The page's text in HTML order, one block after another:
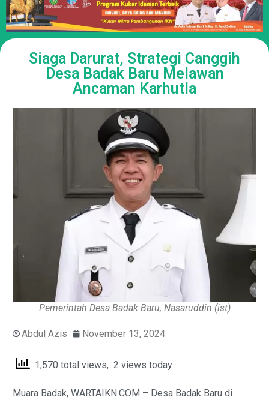
Siaga Darurat, Strategi Canggih
Desa Badak Baru Melawan
Ancaman Karhutla
Pemerintah Desa Badak Baru, Nasaruddin (ist)
Abdul Azis November 13, 2024
1,570 total views, 2 views today
Muara Badak, WARTAIKN.COM – Desa Badak Baru di